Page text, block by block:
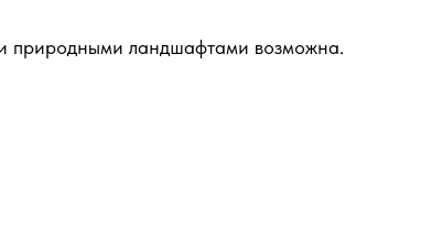
природными ландшафтами возможна.